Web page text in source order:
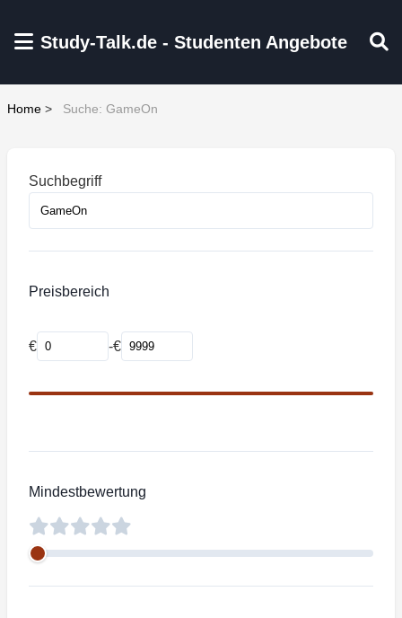
Study-Talk.de - Studenten Angebote
Home > Suche: GameOn
Suchbegriff
Preisbereich
Mindestpreis
€ -
Maximalpreis
€
Mindestbewertung